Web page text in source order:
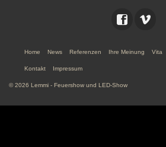
Home News Referenzen Ihre Meinung Vita
Kontakt Impressum
© 2026 Lemmi - Feuershow und LED-Show